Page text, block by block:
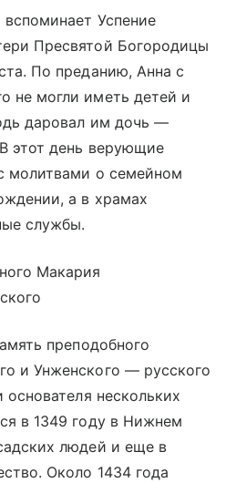
Успение
Пресвятой Богородицы
По преданию, Анна с
не могли иметь детей и
даровал им дочь —
этот день верующие
молитвами о семейном
а в храмах
службы.
Макария
преподобного
и Унженского — русского
основателя нескольких
в 1349 году в Нижнем
людей и еще в
Около 1434 года